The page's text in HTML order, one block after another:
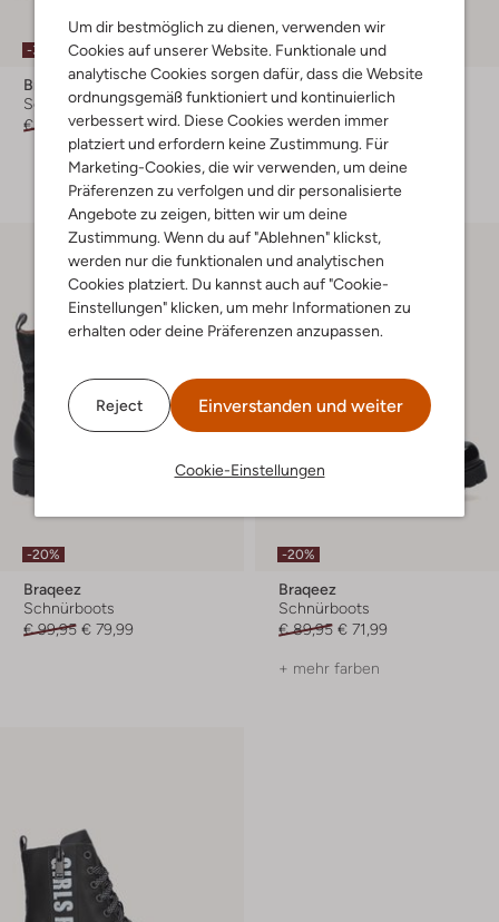
Um dir bestmöglich zu dienen, verwenden wir
Cookies auf unserer Website. Funktionale und
analytische Cookies sorgen dafür, dass die Website
ordnungsgemäß funktioniert und kontinuierlich
verbessert wird. Diese Cookies werden immer
platziert und erfordern keine Zustimmung. Für
Marketing-Cookies, die wir verwenden, um deine
Präferenzen zu verfolgen und dir personalisierte
Angebote zu zeigen, bitten wir um deine
Zustimmung. Wenn du auf "Ablehnen" klickst,
werden nur die funktionalen und analytischen
Cookies platziert. Du kannst auch auf "Cookie-
Einstellungen" klicken, um mehr Informationen zu
erhalten oder deine Präferenzen anzupassen.
Reject Einverstanden und weiter
Cookie-Einstellungen
-30%
Braqeez
Schnürboots
€ 99,99 € 69,99
-20%
Braqeez
Schnürboots
€ 89,95 € 71,99
+ mehr farben
-20%
Braqeez
Schnürboots
€ 99,95 € 79,99
-20%
Braqeez
Schnürboots
€ 89,95 € 71,99
+ mehr farben